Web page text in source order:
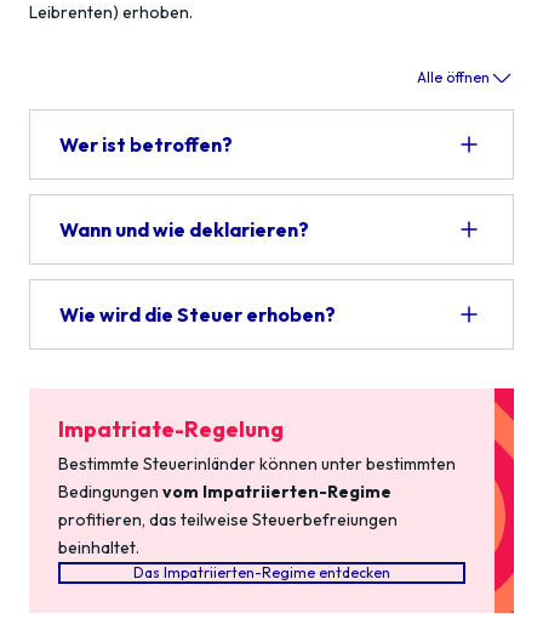
Leibrenten) erhoben.
Alle öffnen
Wer ist betroffen?
Wann und wie deklarieren?
Wie wird die Steuer erhoben?
Impatriate-Regelung
Bestimmte Steuerinländer können unter bestimmten
Bedingungen vom Impatriierten-Regime
profitieren, das teilweise Steuerbefreiungen
beinhaltet.
Das Impatriierten-Regime entdecken